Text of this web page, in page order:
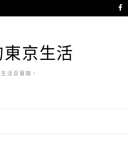
京生活
活百寶箱。